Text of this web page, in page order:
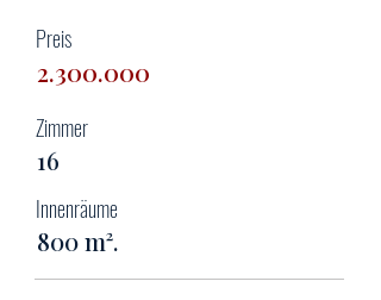
Preis
2.300.000
Zimmer
16
Innenräume
800 m².